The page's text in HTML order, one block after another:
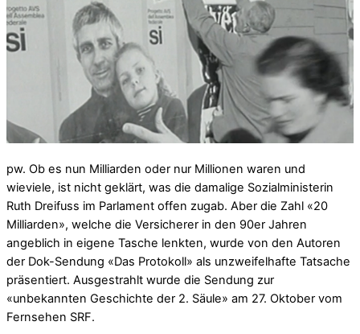
pw. Ob es nun Milliarden oder nur Millionen waren und
wieviele, ist nicht geklärt, was die damalige Sozialministerin
Ruth Dreifuss im Parlament offen zugab. Aber die Zahl «20
Milliarden», welche die Versicherer in den 90er Jahren
angeblich in eigene Tasche lenkten, wurde von den Autoren
der Dok-Sendung «Das Protokoll» als unzweifelhafte Tatsache
präsentiert. Ausgestrahlt wurde die Sendung zur
«unbekannten Geschichte der 2. Säule» am 27. Oktober vom
Fernsehen SRF.